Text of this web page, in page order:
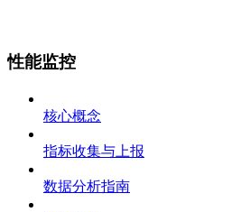
性能监控
核心概念
指标收集与上报
数据分析指南